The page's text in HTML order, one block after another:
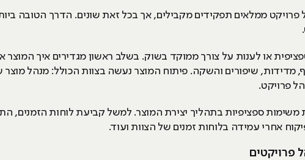
פרויקט ממלאים תפקידים מקבילים, אך בכל זאת שונים. הדרך הטובה
או לענות על צורך ממוקד בשוק. בשלב ראשון מגדירים איך המוצר
מדידות, שיפורים והשקה. פיתוח המוצר נעשה בצוות הכולל: מנהל מוצר
פרויקט.
ספציפיות בתהליך יצירת המוצר. למשל קביעת לוחות הזמנים,
אחרי עמידה בלוחות זמנים של הצוות ועוד.
פרויקטים